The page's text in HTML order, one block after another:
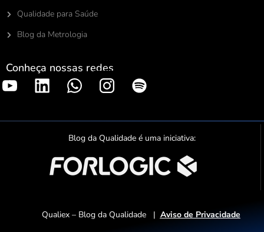
Qualidade para Saúde
Blog da Metrologia
Conheça nossas redes
S
o
t
i
f
y
Blog da Qualidade é uma iniciativa:
Qualiex – Blog da Qualidade | Aviso de Privacidade